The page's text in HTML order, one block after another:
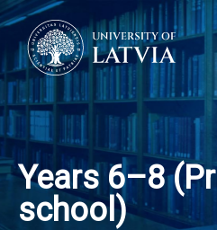
Years 6–8
school)